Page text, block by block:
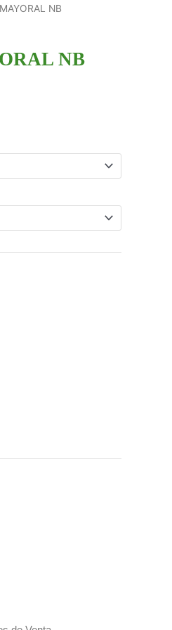
NB
NB